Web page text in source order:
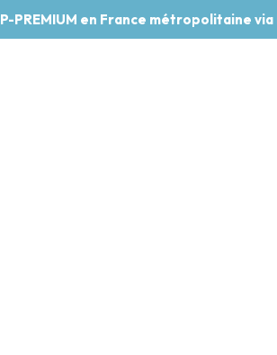
en France métropolitaine via